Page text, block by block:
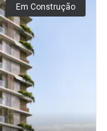
Em Construção